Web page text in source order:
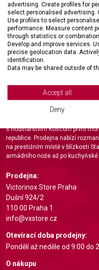
BARVA
s hodinářstvím Koscom první
republice. Prodejna nabízí
na prestižním místě v blízkosti
armádního nože až po
Prodejna:
Victorinox Store Praha
Dušní 924/2
110 00 Praha 1
info@vxstore.cz
Otevírací doba prodejny:
Pondělí až neděle od 9:00 do
O nákupu
advertising. Create profiles for
select personalised advertising.
Use profiles to select
performance. Measure content
through statistics or
Develop and improve services.
precise geolocation data.
identification.
Data may be shared outside of
View Partner List (2 IAB
We use your data for the
Store and/or access
Use limited data to
Create profiles for
Use profiles to select
advertising
Create profiles to
Use profiles to select
Measure advertising
Accept all
Deny